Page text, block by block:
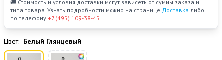
🚚 Стоимость и условия доставки могут зависеть от суммы заказа и
типа товара. Узнать подробности можно на странице Доставка либо
по телефону +7 (495) 109-38-45
Цвет: Белый Глянцевый